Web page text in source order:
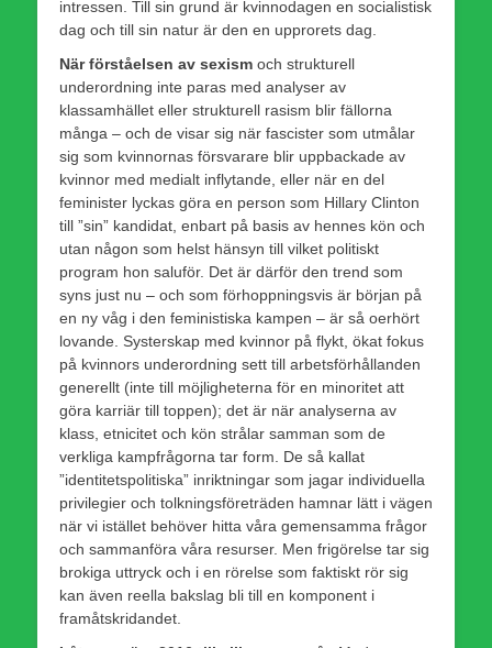
intressen. Till sin grund är kvinnodagen en socialistisk
dag och till sin natur är den en upprorets dag.
När förståelsen av sexism och strukturell
underordning inte paras med analyser av
klassamhället eller strukturell rasism blir fällorna
många – och de visar sig när fascister som utmålar
sig som kvinnornas försvarare blir uppbackade av
kvinnor med medialt inflytande, eller när en del
feminister lyckas göra en person som Hillary Clinton
till ”sin” kandidat, enbart på basis av hennes kön och
utan någon som helst hänsyn till vilket politiskt
program hon saluför. Det är därför den trend som
syns just nu – och som förhoppningsvis är början på
en ny våg i den feministiska kampen – är så oerhört
lovande. Systerskap med kvinnor på flykt, ökat fokus
på kvinnors underordning sett till arbetsförhållanden
generellt (inte till möjligheterna för en minoritet att
göra karriär till toppen); det är när analyserna av
klass, etnicitet och kön strålar samman som de
verkliga kampfrågorna tar form. De så kallat
”identitetspolitiska” inriktningar som jagar individuella
privilegier och tolkningsföreträden hamnar lätt i vägen
när vi istället behöver hitta våra gemensamma frågor
och sammanföra våra resurser. Men frigörelse tar sig
brokiga uttryck och i en rörelse som faktiskt rör sig
kan även reella bakslag bli till en komponent i
framåtskridandet.